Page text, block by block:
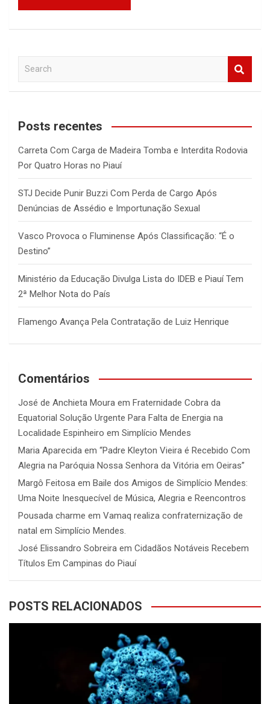
a
c
Posts recentes
Carreta Com Carga de Madeira Tomba e Interdita Rodovia
Por Quatro Horas no Piauí
STJ Decide Punir Buzzi Com Perda de Cargo Após
Denúncias de Assédio e Importunação Sexual
Vasco Provoca o Fluminense Após Classificação: “É o
Destino”
Ministério da Educação Divulga Lista do IDEB e Piauí Tem
2ª Melhor Nota do País
Flamengo Avança Pela Contratação de Luiz Henrique
Comentários
José de Anchieta Moura em Fraternidade Cobra da
Equatorial Solução Urgente Para Falta de Energia na
Localidade Espinheiro em Simplício Mendes
Maria Aparecida em “Padre Kleyton Vieira é Recebido Com
Alegria na Paróquia Nossa Senhora da Vitória em Oeiras”
Margô Feitosa em Baile dos Amigos de Simplício Mendes:
Uma Noite Inesquecível de Música, Alegria e Reencontros
Pousada charme em Vamaq realiza confraternização de
natal em Simplício Mendes.
José Elissandro Sobreira em Cidadãos Notáveis Recebem
Títulos Em Campinas do Piauí
POSTS RELACIONADOS